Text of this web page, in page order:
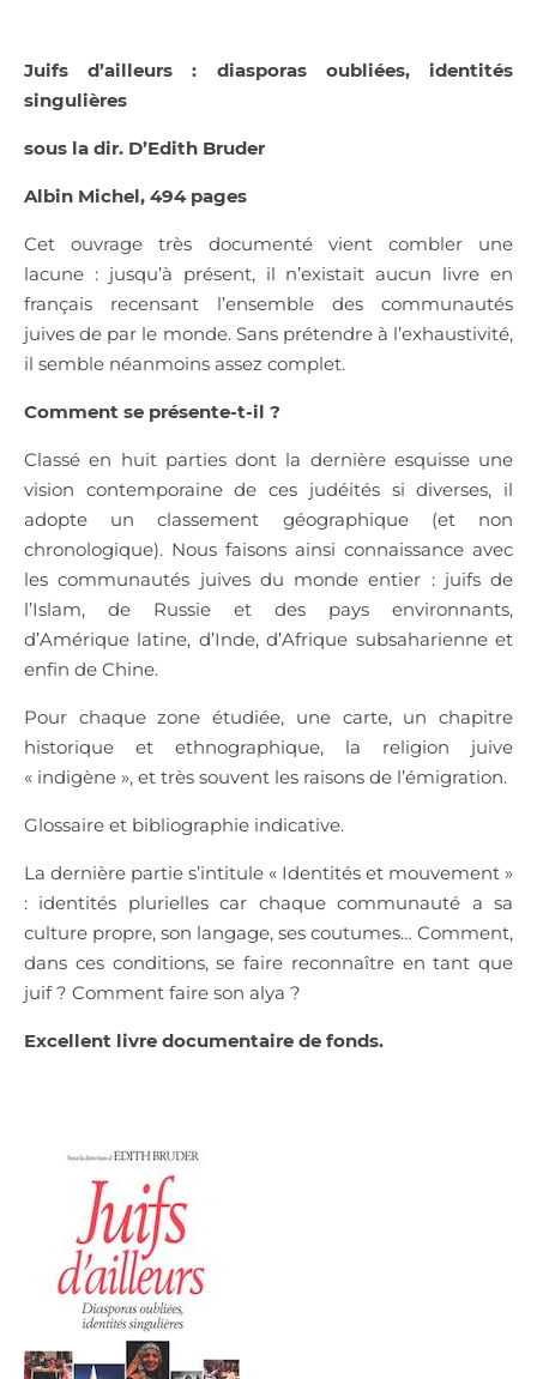
Juifs d’ailleurs : diasporas oubliées, identités
singulières
sous la dir. D’Edith Bruder
Albin Michel, 494 pages
Cet ouvrage très documenté vient combler une
lacune : jusqu’à présent, il n’existait aucun livre en
français recensant l’ensemble des communautés
juives de par le monde. Sans prétendre à l’exhaustivité,
il semble néanmoins assez complet.
Comment se présente-t-il ?
Classé en huit parties dont la dernière esquisse une
vision contemporaine de ces judéités si diverses, il
adopte un classement géographique (et non
chronologique). Nous faisons ainsi connaissance avec
les communautés juives du monde entier : juifs de
l’Islam, de Russie et des pays environnants,
d’Amérique latine, d’Inde, d’Afrique subsaharienne et
enfin de Chine.
Pour chaque zone étudiée, une carte, un chapitre
historique et ethnographique, la religion juive
« indigène », et très souvent les raisons de l’émigration.
Glossaire et bibliographie indicative.
La dernière partie s’intitule « Identités et mouvement »
: identités plurielles car chaque communauté a sa
culture propre, son langage, ses coutumes… Comment,
dans ces conditions, se faire reconnaître en tant que
juif ? Comment faire son alya ?
Excellent livre documentaire de fonds.